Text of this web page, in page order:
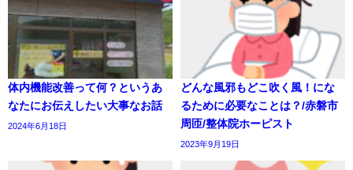
体内機能改善って何？というあ
なたにお伝えしたい大事なお話
2024年6月18日
どんな風邪もどこ吹く風！にな
るために必要なことは？/赤磐市
周匝/整体院ホーピスト
2023年9月19日